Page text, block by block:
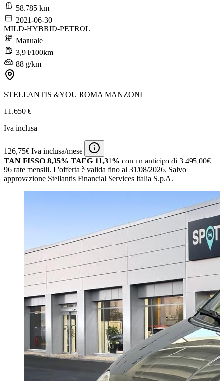
58.785 km
2021-06-30
MILD-HYBRID-PETROL
Manuale
3,9 l/100km
88 g/km
STELLANTIS &YOU ROMA MANZONI
11.650 €
Iva inclusa
126,75€ Iva inclusa/mese
TAN FISSO 8,35% TAEG 11,31% con un anticipo di 3.495,00€.
96 rate mensili. L'offerta è valida fino al 31/08/2026. Salvo
approvazione Stellantis Financial Services Italia S.p.A.